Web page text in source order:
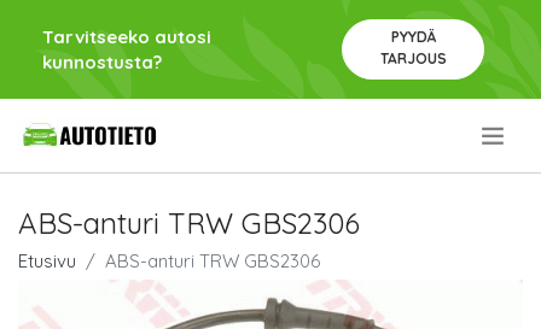
Tarvitseeko autosi
kunnostusta?
PYYDÄ
TARJOUS
ABS-anturi TRW GBS2306
Etusivu ABS-anturi TRW GBS2306